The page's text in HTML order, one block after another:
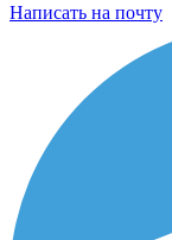
Написать на почту